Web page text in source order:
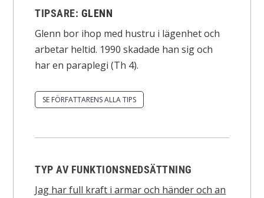
TIPSARE: GLENN
Glenn bor ihop med hustru i lägenhet och
arbetar heltid. 1990 skadade han sig och
har en paraplegi (Th 4).
SE FÖRFATTARENS ALLA TIPS
TYP AV FUNKTIONSNEDSÄTTNING
Jag har full kraft i armar och händer och an